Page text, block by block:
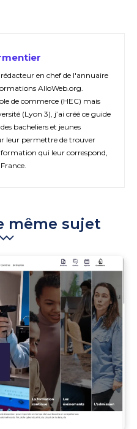
en chef de l'annuaire
AlloWeb.org.
de commerce (HEC) mais
(Lyon 3), j’ai créé ce guide
bacheliers et jeunes
leur permettre de trouver
qui leur correspond,
même sujet